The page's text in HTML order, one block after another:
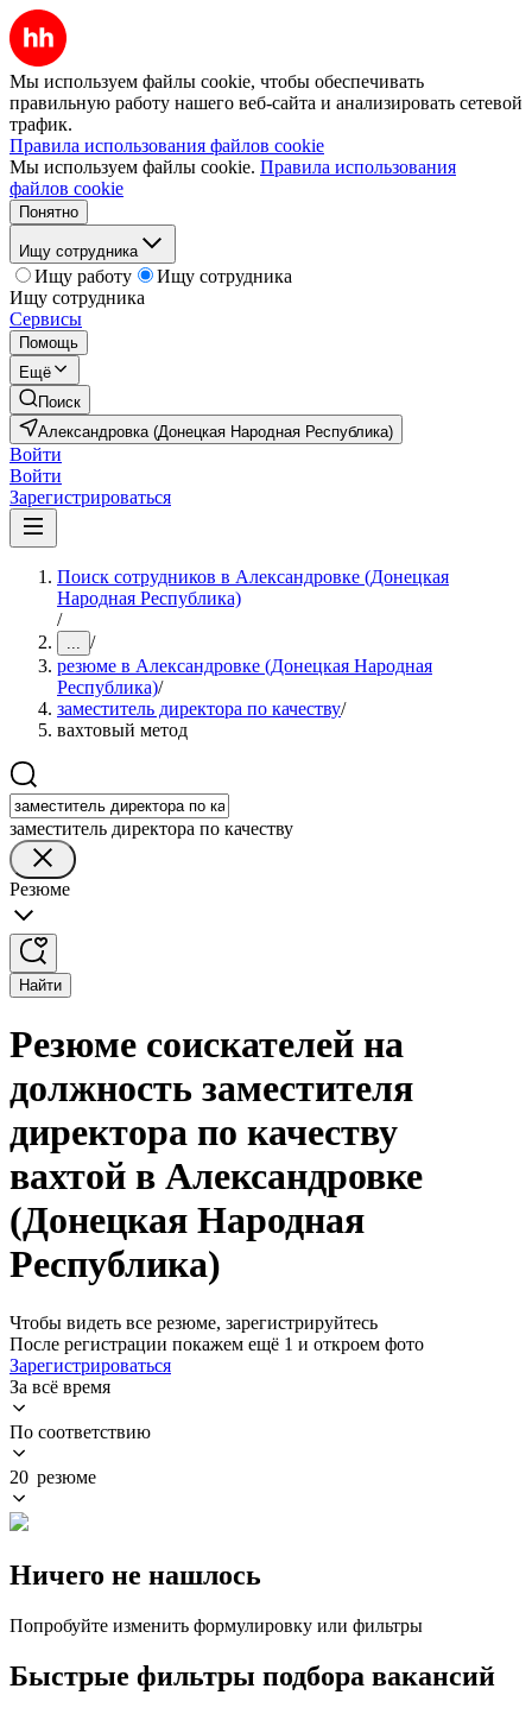
Мы используем файлы cookie, чтобы обеспечивать
правильную работу нашего веб-сайта и анализировать сетевой
трафик.
Правила использования файлов cookie
Мы используем файлы cookie. Правила использования
файлов cookie
Понятно
Ищу сотрудника
Ищу работу
Ищу сотрудника
Ищу сотрудника
Сервисы
Помощь
Ещё
Поиск
Александровка (Донецкая Народная Республика)
Войти
Войти
Зарегистрироваться
Поиск сотрудников в Александровке (Донецкая
Народная Республика)
/
... /
резюме в Александровке (Донецкая Народная
Республика)/
заместитель директора по качеству/
вахтовый метод
заместитель директора по качеству
Резюме
Найти
Резюме соискателей на
должность заместителя
директора по качеству
вахтой в Александровке
(Донецкая Народная
Республика)
Чтобы видеть все резюме, зарегистрируйтесь
После регистрации покажем ещё 1 и откроем фото
Зарегистрироваться
За всё время
По соответствию
20 резюме
Ничего не нашлось
Попробуйте изменить формулировку или фильтры
Быстрые фильтры подбора вакансий